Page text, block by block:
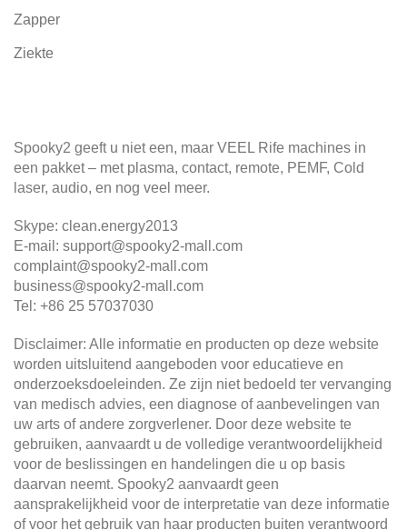
Zapper
Ziekte
Spooky2 geeft u niet een, maar VEEL Rife machines in
een pakket – met plasma, contact, remote, PEMF, Cold
laser, audio, en nog veel meer.
Skype: clean.energy2013
E-mail: support@spooky2-mall.com
complaint@spooky2-mall.com
business@spooky2-mall.com
Tel: +86 25 57037030
Disclaimer: Alle informatie en producten op deze website
worden uitsluitend aangeboden voor educatieve en
onderzoeksdoeleinden. Ze zijn niet bedoeld ter vervanging
van medisch advies, een diagnose of aanbevelingen van
uw arts of andere zorgverlener. Door deze website te
gebruiken, aanvaardt u de volledige verantwoordelijkheid
voor de beslissingen en handelingen die u op basis
daarvan neemt. Spooky2 aanvaardt geen
aansprakelijkheid voor de interpretatie van deze informatie
of voor het gebruik van haar producten buiten verantwoord